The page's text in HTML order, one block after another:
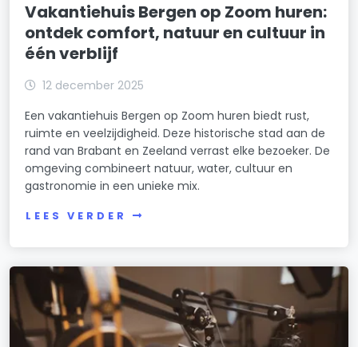
Vakantiehuis Bergen op Zoom huren:
ontdek comfort, natuur en cultuur in
één verblijf
12 december 2025
Een vakantiehuis Bergen op Zoom huren biedt rust,
ruimte en veelzijdigheid. Deze historische stad aan de
rand van Brabant en Zeeland verrast elke bezoeker. De
omgeving combineert natuur, water, cultuur en
gastronomie in een unieke mix.
LEES VERDER